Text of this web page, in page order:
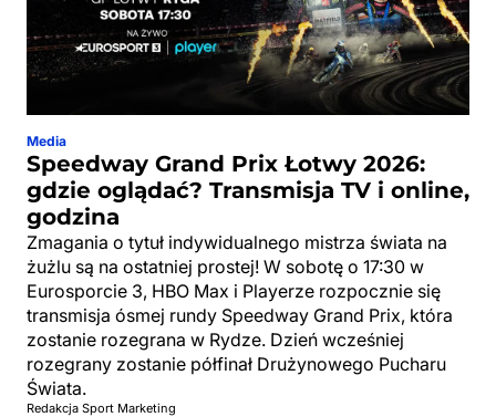
Media
Speedway Grand Prix Łotwy 2026:
gdzie oglądać? Transmisja TV i online,
godzina
Zmagania o tytuł indywidualnego mistrza świata na
żużlu są na ostatniej prostej! W sobotę o 17:30 w
Eurosporcie 3, HBO Max i Playerze rozpocznie się
transmisja ósmej rundy Speedway Grand Prix, która
zostanie rozegrana w Rydze. Dzień wcześniej
rozegrany zostanie półfinał Drużynowego Pucharu
Świata.
Redakcja Sport Marketing